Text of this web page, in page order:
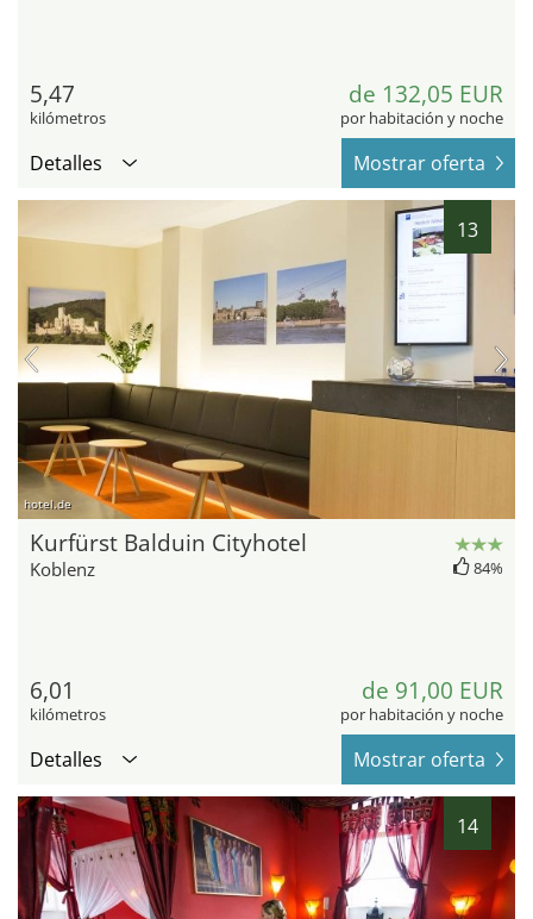
5,47
kilómetros
de 132,05 EUR
por habitación y noche
Detalles Mostrar oferta
13
hotel.de
Kurfürst Balduin Cityhotel
Koblenz 84%
6,01
kilómetros
de 91,00 EUR
por habitación y noche
Detalles Mostrar oferta
14